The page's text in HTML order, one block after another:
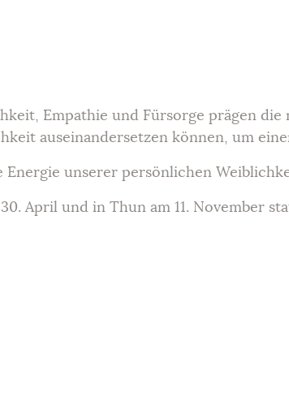
Empathie und Fürsorge prägen die
auseinandersetzen können, um
unserer persönlichen
April und in Thun am 11. November